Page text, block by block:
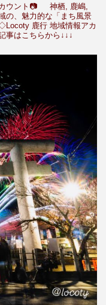
ウント📷
神栖, 鹿嶋,
の、魅力的な「まち風景
鹿行 地域情報アカ
事はこちらから↓↓↓